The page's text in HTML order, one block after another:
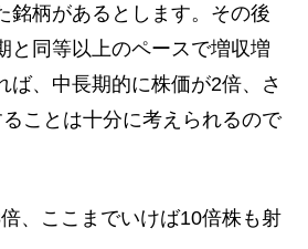
銘柄があるとします。その後
と同等以上のペースで増収増
ば、中長期的に株価が2倍、さ
ことは十分に考えられるので
、ここまでいけば10倍株も射